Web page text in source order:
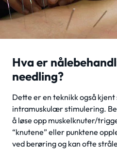
Hva er
needling?
Dette er en teknikk også
intramuskulær stimulering.
å løse opp muskelknuter/
“knutene” eller punktene
ved berøring og kan ofte